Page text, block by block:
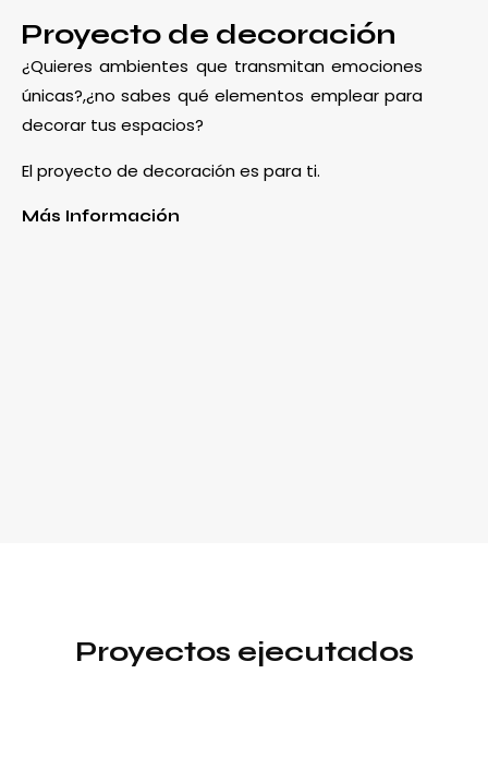
Proyecto de decoración
¿Quieres ambientes que transmitan emociones
únicas?,¿no sabes qué elementos emplear para
decorar tus espacios?
El proyecto de decoración es para ti.
Más Información
Proyectos ejecutados